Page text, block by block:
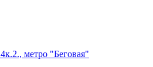
метро "Беговая"